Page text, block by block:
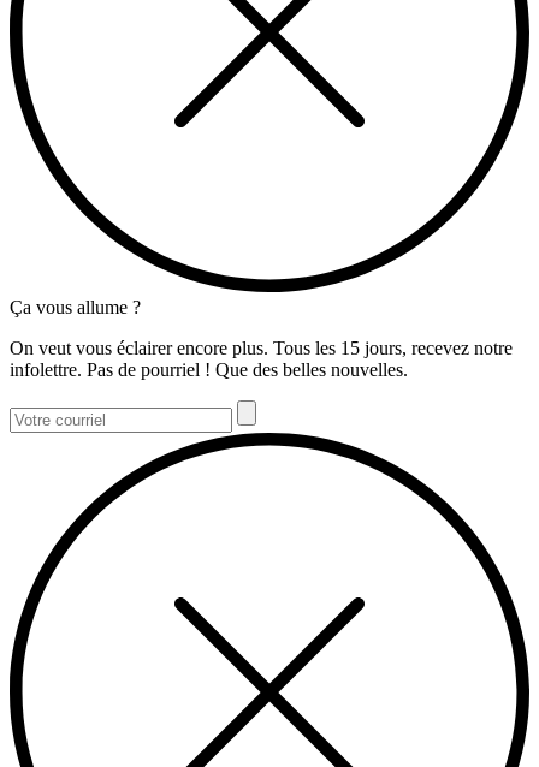
Ça vous allume ?
On veut vous éclairer encore plus. Tous les 15 jours, recevez notre
infolettre. Pas de pourriel ! Que des belles nouvelles.